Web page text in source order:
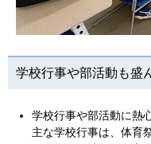
学校行事や部活動も盛
学校行事や部活動に熱
主な学校行事は、体育